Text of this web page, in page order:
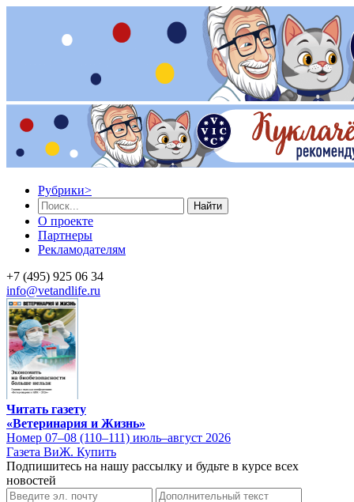
Рубрики>
Найти
О проекте
Партнеры
Рекламодателям
+7 (495) 925 06 34
info@vetandlife.ru
Читать газету
«Ветеринария и Жизнь»
Номер 07–08 (110–111) июль–август 2026
Газета ВиЖ. Купить
Подпишитесь на нашу рассылку и будьте в курсе всех
новостей